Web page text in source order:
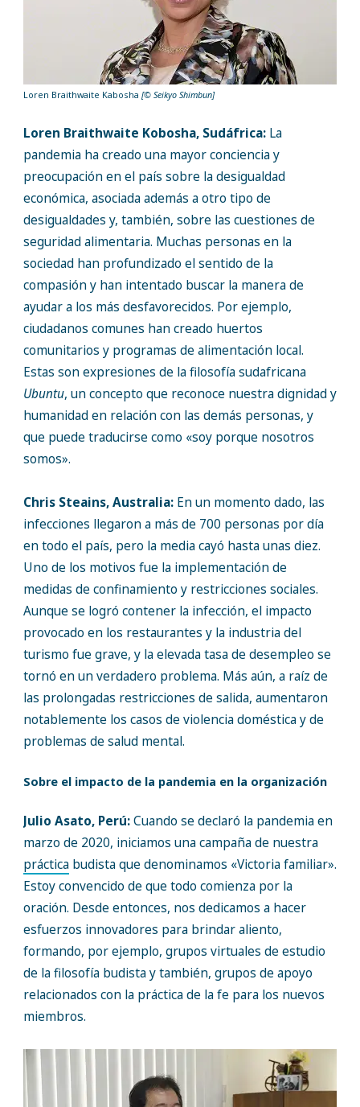
Loren Braithwaite Kabosha [© Seikyo Shimbun]
Loren Braithwaite Kobosha, Sudáfrica:La
pandemia ha creado una mayor conciencia y
preocupación en el país sobre la desigualdad
económica, asociada además a otro tipo de
desigualdades y, también, sobre las cuestiones de
seguridad alimentaria. Muchas personas en la
sociedad han profundizado el sentido de la
compasión y han intentado buscar la manera de
ayudar a los más desfavorecidos. Por ejemplo,
ciudadanos comunes han creado huertos
comunitarios y programas de alimentación local.
Estas son expresiones de la filosofía sudafricana
Ubuntu, un concepto que reconoce nuestra dignidad y
humanidad en relación con las demás personas, y
que puede traducirse como «soy porque nosotros
somos».
Chris Steains, Australia:En un momento dado, las
infecciones llegaron a más de 700 personas por día
en todo el país, pero la media cayó hasta unas diez.
Uno de los motivos fue la implementación de
medidas de confinamiento y restricciones sociales.
Aunque se logró contener la infección, el impacto
provocado en los restaurantes y la industria del
turismo fue grave, y la elevada tasa de desempleo se
tornó en un verdadero problema. Más aún, a raíz de
las prolongadas restricciones de salida, aumentaron
notablemente los casos de violencia doméstica y de
problemas de salud mental.
Sobre el impacto de la pandemia en la organización
Julio Asato, Perú:Cuando se declaró la pandemia en
marzo de 2020, iniciamos una campaña de nuestra
prácticabudista que denominamos «Victoria familiar».
Estoy convencido de que todo comienza por la
oración. Desde entonces, nos dedicamos a hacer
esfuerzos innovadores para brindar aliento,
formando, por ejemplo, grupos virtuales de estudio
de la filosofía budista y también, grupos de apoyo
relacionados con la práctica de la fe para los nuevos
miembros.